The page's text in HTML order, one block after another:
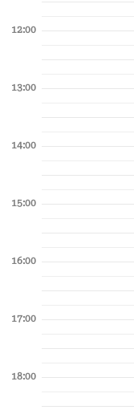
12:00
13:00
14:00
15:00
16:00
17:00
18:00